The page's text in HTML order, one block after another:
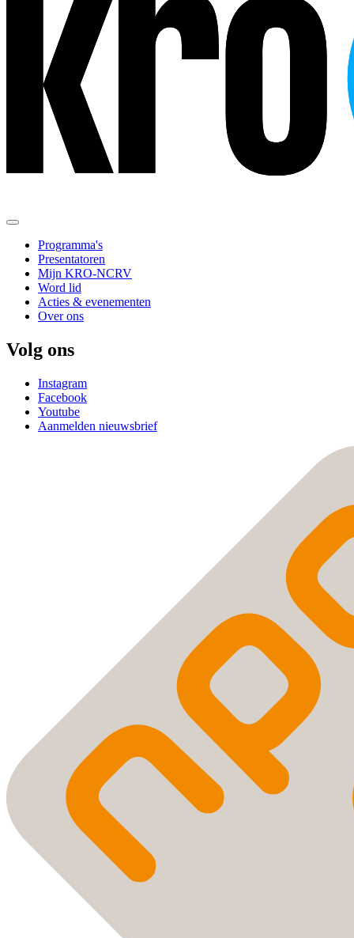
Programma's
Presentatoren
Mijn KRO-NCRV
Word lid
Acties & evenementen
Over ons
Volg ons
Instagram
Facebook
Youtube
Aanmelden nieuwsbrief